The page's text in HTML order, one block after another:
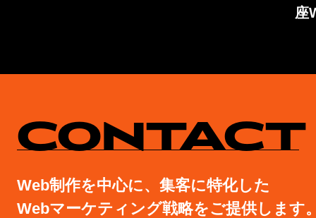
座
CONTACT
Web制作を中心に、集客に特化した
Webマーケティング戦略をご提供します